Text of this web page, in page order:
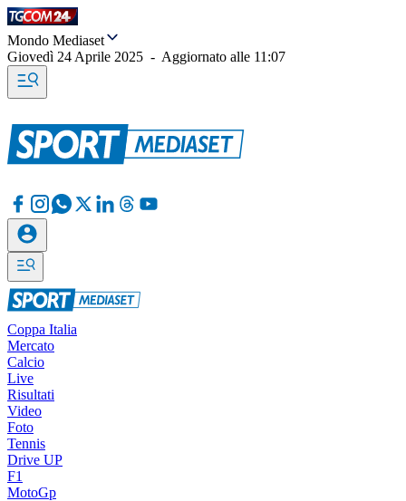
Mondo Mediaset
Giovedì 24 Aprile 2025 - Aggiornato alle 11:07
Coppa Italia
Mercato
Calcio
Live
Risultati
Video
Foto
Tennis
Drive UP
F1
MotoGp